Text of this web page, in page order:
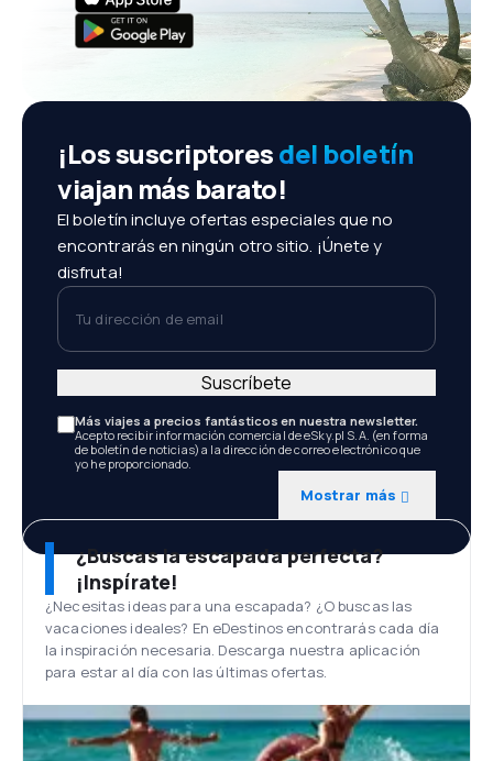
¡Los suscriptoresdel boletín
viajan más barato!
El boletín incluye ofertas especiales que no
encontrarás en ningún otro sitio. ¡Únete y
disfruta!
Tu dirección de email
Más viajes a precios fantásticos en nuestra newsletter.
Acepto recibir información comercial de eSky.pl S.A. (en forma
de boletín de noticias) a la dirección de correo electrónico que
yo he proporcionado.
Mostrar más
Suscríbete
¿Buscas la escapada perfecta?
¡Inspírate!
¿Necesitas ideas para una escapada? ¿O buscas las
vacaciones ideales? En eDestinos encontrarás cada día
la inspiración necesaria. Descarga nuestra aplicación
para estar al día con las últimas ofertas.